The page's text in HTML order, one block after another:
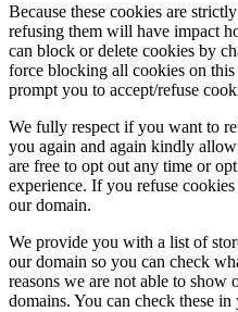
Because these cookies are
refusing them will have impact
can block or delete cookies by
force blocking all cookies on
prompt you to accept/refuse
We fully respect if you want to
you again and again kindly
are free to opt out any time or
experience. If you refuse
our domain.
We provide you with a list of
our domain so you can check
reasons we are not able to
domains. You can check these